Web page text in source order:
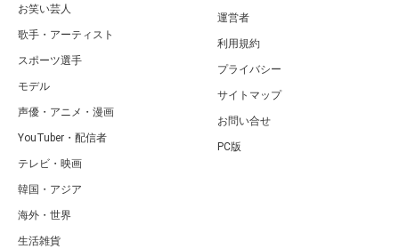
お笑い芸人
歌手・アーティスト
スポーツ選手
モデル
声優・アニメ・漫画
YouTuber・配信者
テレビ・映画
韓国・アジア
海外・世界
生活雑貨
運営者
利用規約
プライバシー
サイトマップ
お問い合せ
PC版